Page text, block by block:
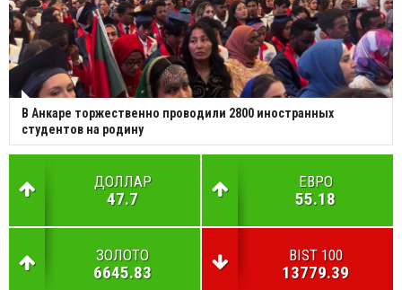
В Анкаре торжественно проводили 2800 иностранных
студентов на родину
ДОЛЛАР
47.7
ЕВРО
55.18
ЗОЛОТО
6645.83
BIST 100
13779.39